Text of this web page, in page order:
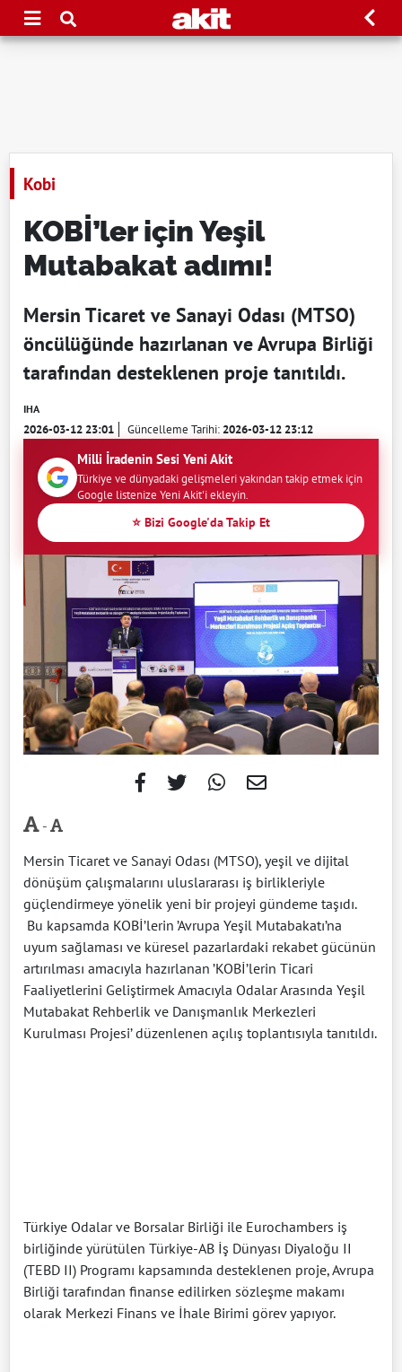
Kobi
KOBİ’ler için Yeşil
Mutabakat adımı!
Mersin Ticaret ve Sanayi Odası (MTSO)
öncülüğünde hazırlanan ve Avrupa Birliği
tarafından desteklenen proje tanıtıldı.
IHA
2026-03-12 23:01 Güncelleme Tarihi:2026-03-12 23:12
Milli İradenin Sesi Yeni Akit
Türkiye ve dünyadaki gelişmeleri yakından takip etmek için
Google listenize Yeni Akit'i ekleyin.
⭐ Bizi Google'da Takip Et
-
Mersin Ticaret ve Sanayi Odası (MTSO), yeşil ve dijital
dönüşüm çalışmalarını uluslararası iş birlikleriyle
güçlendirmeye yönelik yeni bir projeyi gündeme taşıdı.
Bu kapsamda KOBİ’lerin ’Avrupa Yeşil Mutabakatı’na
uyum sağlaması ve küresel pazarlardaki rekabet gücünün
artırılması amacıyla hazırlanan ’KOBİ’lerin Ticari
Faaliyetlerini Geliştirmek Amacıyla Odalar Arasında Yeşil
Mutabakat Rehberlik ve Danışmanlık Merkezleri
Kurulması Projesi’ düzenlenen açılış toplantısıyla tanıtıldı.
Türkiye Odalar ve Borsalar Birliği ile Eurochambers iş
birliğinde yürütülen Türkiye-AB İş Dünyası Diyaloğu II
(TEBD II) Programı kapsamında desteklenen proje, Avrupa
Birliği tarafından finanse edilirken sözleşme makamı
olarak Merkezi Finans ve İhale Birimi görev yapıyor.